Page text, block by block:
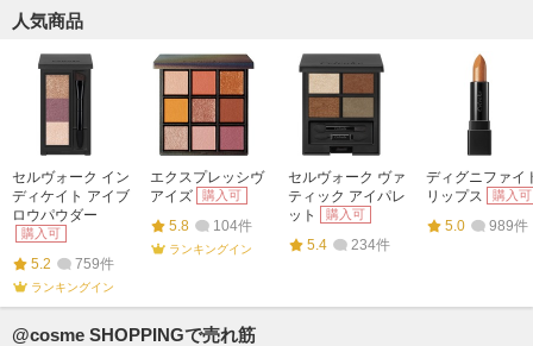
人気商品
セルヴォーク イン
ディケイト アイブ
ロウパウダー
購入可
5.2 759件
ランキングイン
エクスプレッシヴ
アイズ
購入可
5.8 104件
ランキングイン
セルヴォーク ヴァ
ティック アイパレ
ット
購入可
5.4 234件
ディグニファイ
リップス
購入可
5.0 989件
@cosme SHOPPINGで売れ筋